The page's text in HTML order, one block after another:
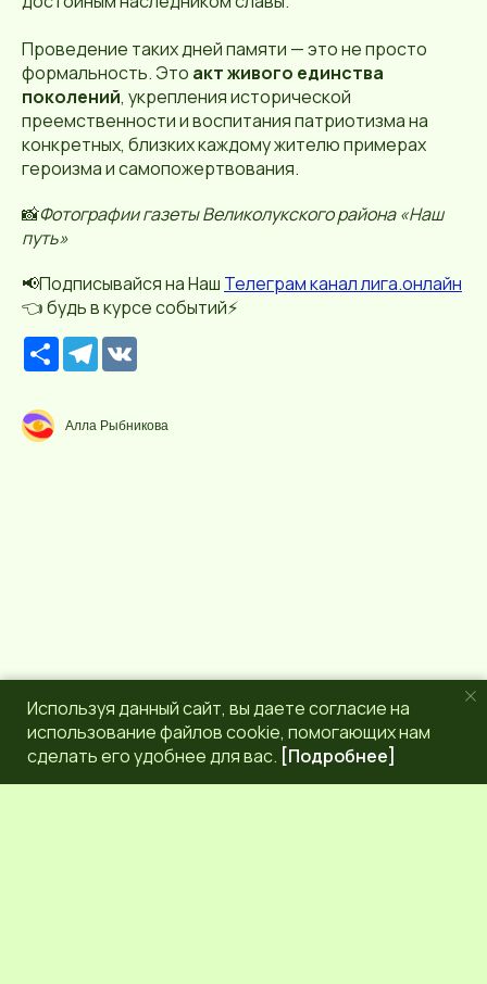
Проведение таких дней памяти — это не просто
формальность. Это акт живого единства
поколений, укрепления исторической
преемственности и воспитания патриотизма на
конкретных, близких каждому жителю примерах
героизма и самопожертвования.
📸Фотографии газеты Великолукского района «Наш
путь»
📢Подписывайся на Наш Телеграм канал лига.онлайн
👈 будь в курсе событий⚡️
Р
е
с
р
с
T
e
g
r
Алла Рыбникова
Используя данный сайт, вы даете согласие на
использование файлов cookie, помогающих нам
сделать его удобнее для вас. [Подробнее]